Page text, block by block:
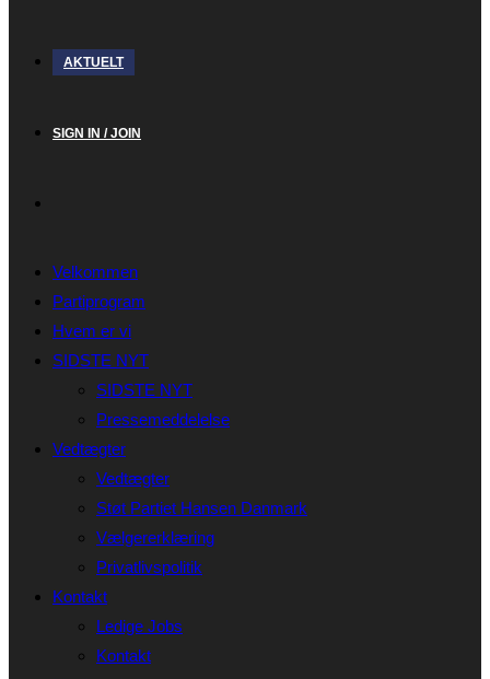
AKTUELT
SIGN IN / JOIN
Velkommen
Partiprogram
Hvem er vi
SIDSTE NYT
SIDSTE NYT
Pressemeddelelse
Vedtægter
Vedtægter
Støt Partiet Hansen Danmark
Vælgererklæring
Privatlivspolitik
Kontakt
Ledige Jobs
Kontakt